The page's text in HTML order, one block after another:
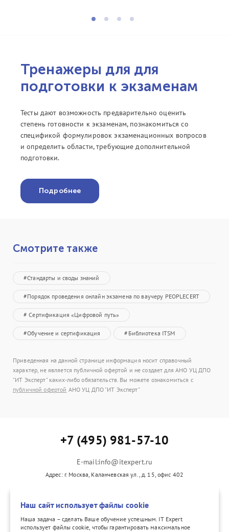
Тренажеры для для
подготовки к экзаменам
Тесты дают возможность предварительно оценить
степень готовности к экзаменам, познакомиться со
спецификой формулировок экзаменационных вопросов
и определить области, требующие дополнительной
подготовки.
Подробнее
Смотрите также
#Стандарты и своды знаний
#Порядок проведения онлайн экзамена по ваучеру PEOPLECERT
# Сертификация «Цифровой путь»
#Обучение и сертификация #Библиотека ITSM
Приведенная на данной странице информация носит справочный
характер, не является публичной офертой и не создает для АНО УЦ ДПО
"ИТ Эксперт" каких-либо обязательств. Вы можете ознакомиться с
публичной офертой АНО УЦ ДПО "ИТ Эксперт"
+7 (495) 981-57-10
E-mail:info@itexpert.ru
Адрес: г. Москва, Каланчевская ул., д. 15, офис 402
vk.com/itexpertvk/
Наш сайт использует файлы cookie
Наша задача – сделать Ваше обучение успешным. IT Expert
использует файлы cookie, чтобы гарантировать максимальное